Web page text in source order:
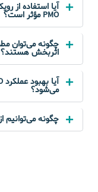
PMO مؤثر است؟
اثربخش هستند؟
می‌شود؟
چگونه می‌توانیم